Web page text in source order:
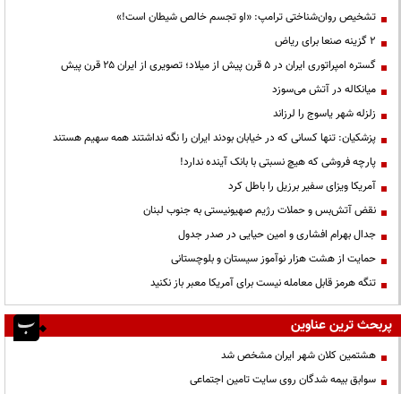
تشخیص روان‌شناختی ترامپ: «او تجسم خالص شیطان است!»
۲ گزینه صنعا برای ریاض
گستره امپراتوری ایران در ۵ قرن پیش از میلاد؛ تصویری از ایران ۲۵ قرن پیش
میانکاله در آتش می‌سوزد
زلزله شهر یاسوج را لرزاند
پزشکیان: تنها کسانی که در خیابان بودند ایران را نگه نداشتند همه سهیم هستند
پارچه فروشی که هیچ نسبتی با بانک آینده ندارد!
آمریکا ویزای سفیر برزیل را باطل کرد
نقض آتش‌بس و حملات رژیم صهیونیستی به جنوب لبنان
جدال بهرام افشاری و امین حیایی در صدر جدول
حمایت از هشت هزار نوآموز سیستان و بلوچستانی
تنگه هرمز قابل معامله نیست برای آمریکا معبر باز نکنید
پربحث ترین عناوین
هشتمین کلان شهر ایران مشخص شد
سوابق بیمه شدگان روی سایت تامین اجتماعی